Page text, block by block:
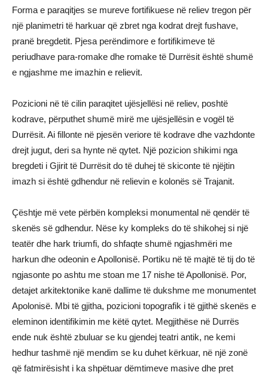
Forma e paraqitjes se mureve fortifikuese në reliev tregon për
një planimetri të harkuar që zbret nga kodrat drejt fushave,
pranë bregdetit. Pjesa perëndimore e fortifikimeve të
periudhave para-romake dhe romake të Durrësit është shumë
e ngjashme me imazhin e relievit.
Pozicioni në të cilin paraqitet ujësjellësi në reliev, poshtë
kodrave, përputhet shumë mirë me ujësjellësin e vogël të
Durrësit. Ai fillonte në pjesën veriore të kodrave dhe vazhdonte
drejt jugut, deri sa hynte në qytet. Një pozicion shikimi nga
bregdeti i Gjirit të Durrësit do të duhej të skiconte të njëjtin
imazh si është gdhendur në relievin e kolonës së Trajanit.
Çështje më vete përbën kompleksi monumental në qendër të
skenës së gdhendur. Nëse ky kompleks do të shikohej si një
teatër dhe hark triumfi, do shfaqte shumë ngjashmëri me
harkun dhe odeonin e Apollonisë. Portiku në të majtë të tij do të
ngjasonte po ashtu me stoan me 17 nishe të Apollonisë. Por,
detajet arkitektonike kanë dallime të dukshme me monumentet
Apolonisë. Mbi të gjitha, pozicioni topografik i të gjithë skenës e
eleminon identifikimin me këtë qytet. Megjithëse në Durrës
ende nuk është zbuluar se ku gjendej teatri antik, ne kemi
hedhur tashmë një mendim se ku duhet kërkuar, në një zonë
që fatmirësisht i ka shpëtuar dëmtimeve masive dhe pret